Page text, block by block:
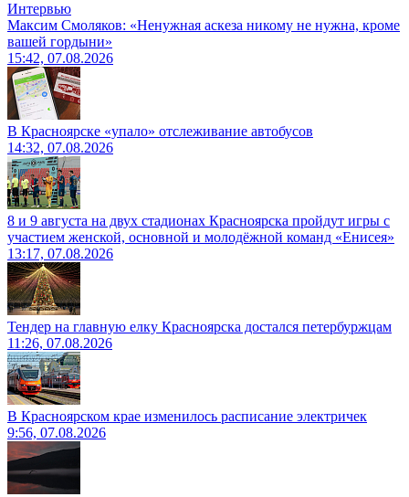
Интервью
Максим Смоляков: «Ненужная аскеза никому не нужна, кроме
вашей гордыни»
15:42, 07.08.2026
В Красноярске «упало» отслеживание автобусов
14:32, 07.08.2026
8 и 9 августа на двух стадионах Красноярска пройдут игры с
участием женской, основной и молодёжной команд «Енисея»
13:17, 07.08.2026
Тендер на главную елку Красноярска достался петербуржцам
11:26, 07.08.2026
В Красноярском крае изменилось расписание электричек
9:56, 07.08.2026